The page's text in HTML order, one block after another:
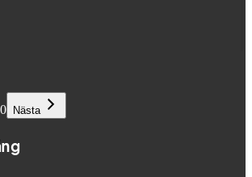
0 Nästa